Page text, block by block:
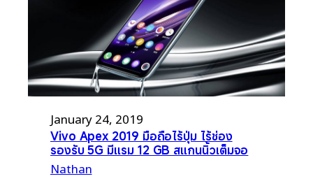
January 24, 2019
Vivo Apex 2019 มือถือไร้ปุ่ม ไร้ช่อง
รองรับ 5G มีแรม 12 GB สแกนนิ้วเต็มจอ
Nathan